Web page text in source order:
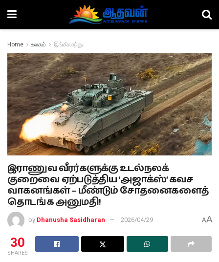
Home உலகம் இங்கிலாந்து
இராணுவ வீரர்களுக்கு உடல்நலக்
குறைவை ஏற்படுத்திய ‘அஜாக்ஸ்’ கவச
வாகனங்கள் – மீண்டும் சோதனைகளைத்
தொடங்க அனுமதி!
by Dhanusha Sasidharan 2026/04/29 AA
30
SHARES